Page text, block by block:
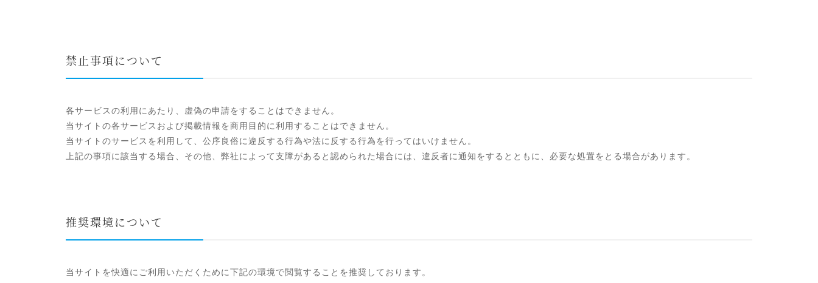
禁止事項について
各サービスの利用にあたり、虚偽の申請をすることはできません。
当サイトの各サービスおよび掲載情報を商用目的に利用することはできません。
当サイトのサービスを利用して、公序良俗に違反する行為や法に反する行為を行ってはいけません。
上記の事項に該当する場合、その他、弊社によって支障があると認められた場合には、違反者に通知をするとともに、必要な処置をとる場合があります。
推奨環境について
当サイトを快適にご利用いただくために下記の環境で閲覧することを推奨しております。